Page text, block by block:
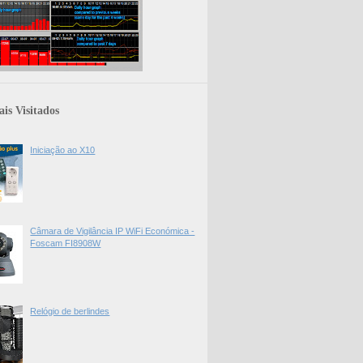
Visitados
Iniciação ao X10
Câmara de Vigilância IP WiFi Económica -
Foscam FI8908W
Relógio de berlindes